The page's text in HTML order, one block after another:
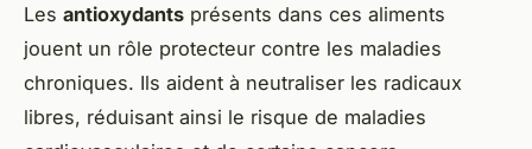
Les antioxydants présents dans ces aliments
jouent un rôle protecteur contre les maladies
chroniques. Ils aident à neutraliser les radicaux
libres, réduisant ainsi le risque de maladies